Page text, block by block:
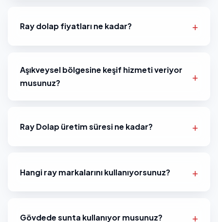
Ray dolap fiyatları ne kadar?
Aşıkveysel bölgesine keşif hizmeti veriyor
musunuz?
Ray Dolap üretim süresi ne kadar?
Hangi ray markalarını kullanıyorsunuz?
Gövdede sunta kullanıyor musunuz?